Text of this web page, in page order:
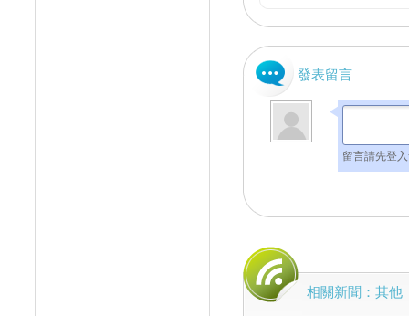
發表留言
留言請先登
相關新聞：其他